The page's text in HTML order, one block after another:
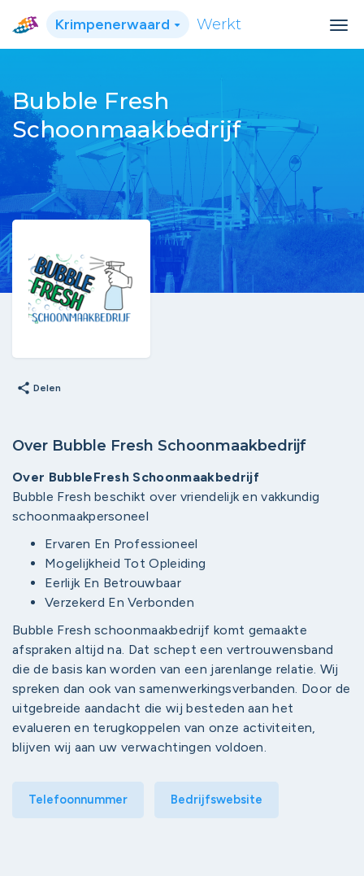
Krimpenerwaard Werkt
Bubble Fresh
Schoonmaakbedrijf
share Delen
Over Bubble Fresh Schoonmaakbedrijf
Over BubbleFresh Schoonmaakbedrijf
Bubble Fresh beschikt over vriendelijk en vakkundig
schoonmaakpersoneel
Ervaren En Professioneel
Mogelijkheid Tot Opleiding
Eerlijk En Betrouwbaar
Verzekerd En Verbonden
Bubble Fresh schoonmaakbedrijf komt gemaakte
afspraken altijd na. Dat schept een vertrouwensband
die de basis kan worden van een jarenlange relatie. Wij
spreken dan ook van samenwerkingsverbanden. Door de
uitgebreide aandacht die wij besteden aan het
evalueren en terugkoppelen van onze activiteiten,
blijven wij aan uw verwachtingen voldoen.
Telefoonnummer Bedrijfswebsite